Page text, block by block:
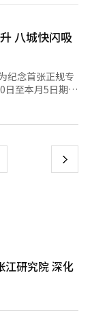
因此，美中在竞
第五是乌克兰与
同时，也承受着
。然而，从长远
，此次会议上可
能会出现三种情
延长和有限技术
，全球金融市场
将持续。目前，
的竞争将持续，
加大。从韩国的
。韩国经济深深
何况中东风险也
张局势加剧，而
面临双重冲击。
的时代。中国古
，美中正进入这
态，表面上微笑
在增加，新需求
线旅游价格负担
自中国的游客比
至比中日政治紧
当时是‘政治冷
。” 中国
中国加强了对
业列入管制名
情况却并非如
，同比下降
通过台湾海峡。
“航行自由”行
评称“严重伤害
驱逐舰“宝
公里的海域，
线中国一侧的天
大影响。在劳动
本动漫《口袋妖
业的战略调整。
以及车载
中大多数为中国
研发中心为核
喊“在
车推出了专为
车型，并计划到
动车市场的决
外的老旧闲置工
在电动车转型中
中国企业加快本
中资 中国
西方和日本汽车
罗斯林地区的日
产基地，年产
购了位于巴西
车组装生产。
的46%。因此，
拿大和巴西等地
因此通过本地生
模首次超过了国
间和成本上被认
八城快闪吸
纪念首张正规专
日至本月5日期间
体验区以及打卡
韩国MV周榜冠
扩大，未来有
售专辑榜冠
银行》《Show!
to Love》的舞
下
江研究院 深化